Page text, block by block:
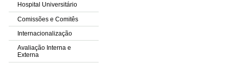
Hospital Universitário
Comissões e Comitês
Internacionalização
Avaliação Interna e
Externa